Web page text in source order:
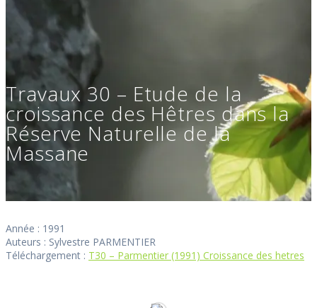
Travaux 30 – Etude de la
croissance des Hêtres dans la
Réserve Naturelle de la
Massane
Année : 1991
Auteurs : Sylvestre PARMENTIER
Téléchargement : T30 – Parmentier (1991) Croissance des hetres